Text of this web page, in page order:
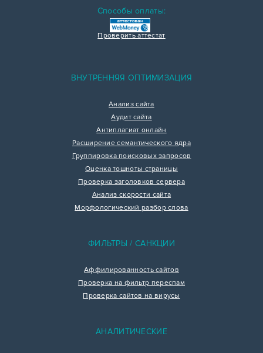
Способы оплаты:
Проверить аттестат
ВНУТРЕННЯЯ ОПТИМИЗАЦИЯ
Анализ сайта
Аудит сайта
Антиплагиат онлайн
Расширение семантического ядра
Группировка поисковых запросов
Оценка тошноты страницы
Проверка заголовков сервера
Анализ скорости сайта
Морфологический разбор слова
ФИЛЬТРЫ / САНКЦИИ
Аффилированность сайтов
Проверка на фильтр переспам
Проверка сайтов на вирусы
АНАЛИТИЧЕСКИЕ